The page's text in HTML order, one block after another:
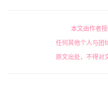
本文由作者授
任何其他个人与团
原文出处，不得对